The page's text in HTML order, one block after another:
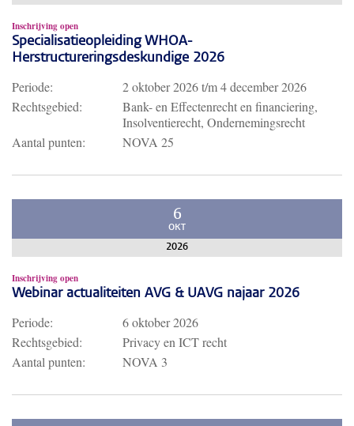
Inschrijving open
Specialisatieopleiding WHOA-
Herstructureringsdeskundige 2026
Periode: 2 oktober 2026t/m4 december 2026
Rechtsgebied:
Bank- en Effectenrecht en financiering,
Insolventierecht, Ondernemingsrecht
Aantal punten:
NOVA 25
6
OKT
2026
Inschrijving open
Webinar actualiteiten AVG & UAVG najaar 2026
Periode:
6 oktober 2026
Rechtsgebied:
Privacy en ICT recht
Aantal punten:
NOVA 3